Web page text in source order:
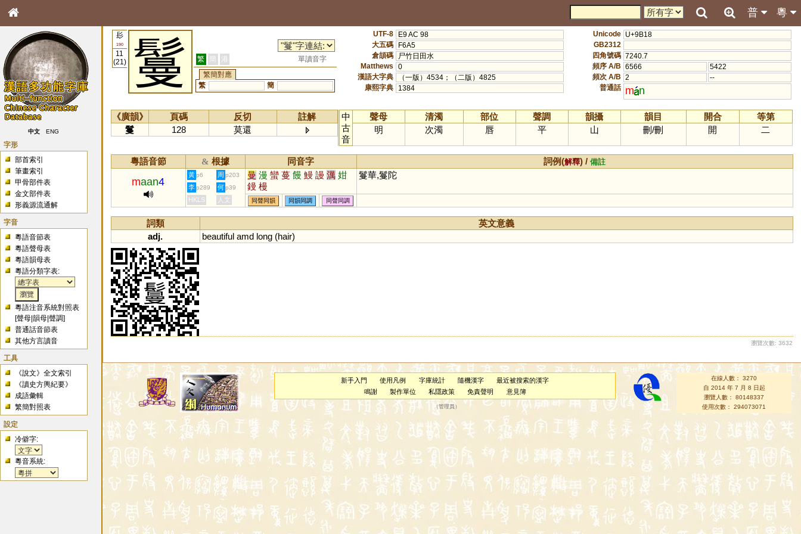
粵
普
中文 ENG
字形
部首索引
筆畫索引
甲骨部件表
金文部件表
形義源流通解
字音
粵語音節表
粵語聲母表
粵語韻母表
粵語分類字表:
粵語注音系統對照表
[聲母 |韻母 |聲調]
普通話音節表
其他方言讀音
工具
《說文》全文索引
《讀史方輿紀要》
成語彙輯
繁簡對照表
設定
冷僻字:
粵音系統:
髟
190
11
(21)
鬘 繁 簡 港
單讀音字
繁簡對應
繁
簡
UTF-8
E9 AC 98
大五碼
F6A5
倉頡碼
尸竹日田水
Matthews
0
漢語大字典
（一版）4534；（二版）4825
康熙字典
1384
Unicode U+9B18
GB2312
四角號碼 7240.7
頻序 A/B 6566
5422
頻次 A/B 2
--
普通話 m n
《廣韻》 頁碼 反切
註解
鬘
128 莫還
中
古
音
聲母 清濁 部位 聲調 韻攝 韻目 開合
等第
明
次濁 唇 平 山 刪/刪 開 二
粵語音節 & 根據 同音字 詞例(解釋) /備註
maan4
黃 p6 周 p203 曼 漫 蠻 蔓 饅 鰻 謾 澫 姏
鏝 槾
鬘華,鬘陀
李 p289 何 p39
HKLS 人文 同聲同韻 同韻同調 同聲同調
詞類
英文意義
adj.
beautiful amd long(hair)
瀏覽次數: 3632
新手入門 使用凡例 字庫統計 隨機漢字
最近被搜索的漢字
鳴謝
製作單位 私隱政策 免責聲明 意見簿
（管理員 ）
在線人數： 3270
自 2014 年 7 月 8 日起
瀏覽人數： 80148337
使用次數： 294073071